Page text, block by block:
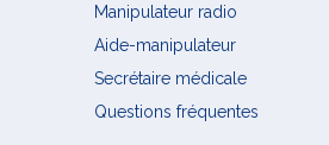
Manipulateur radio
Aide-manipulateur
Secrétaire médicale
Questions fréquentes